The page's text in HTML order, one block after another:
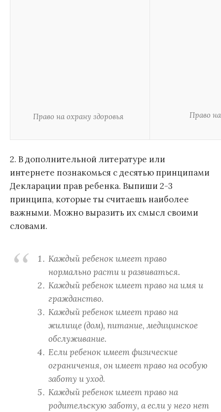
Право на охрану здоровья Право
2. В дополнительной литературе или
интернете познакомься с десятью принципами
Декларации прав ребенка. Выпиши 2-3
принципа, которые ты считаешь наиболее
важными. Можно выразить их смысл своими
словами.
Каждый ребенок имеет право
нормально расти и развиваться.
Каждый ребенок имеет право на имя и
гражданство.
Каждый ребенок имеет право на
жилище (дом), питание, медицинское
обслуживание.
Если ребенок имеет физические
ограничения, он имеет право на особую
заботу и уход.
Каждый ребенок имеет право на
родительскую заботу, а если у него нет